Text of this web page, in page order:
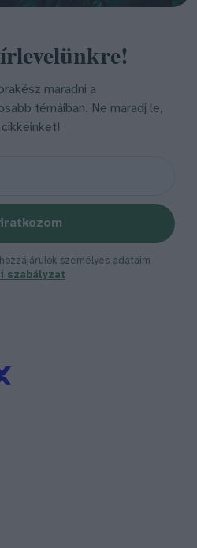
maradni a
témáiban. Ne maradj le,
személyes adataim
szabályzat